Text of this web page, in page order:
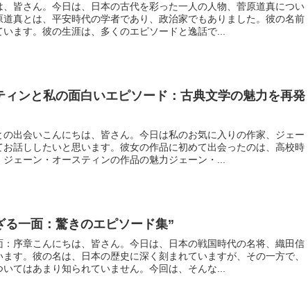
皆さん。今日は、日本の古代を彩った一人の人物、菅原道真につい
真とは、平安時代の学者であり、政治家でもありました。彼の名前
ます。彼の生涯は、多くのエピソードと逸話で...
ィンと私の面白いエピソード：古典文学の魅力を再発
出会いこんにちは、皆さん。今日は私のお気に入りの作家、ジェー
お話ししたいと思います。彼女の作品に初めて出会ったのは、高校時
ェーン・オースティンの作品の魅力ジェーン・...
る一面：驚きのエピソード集”
序章こんにちは、皆さん。今日は、日本の戦国時代の名将、織田信
す。彼の名は、日本の歴史に深く刻まれていますが、その一方で、
てはあまり知られていません。今回は、そんな...